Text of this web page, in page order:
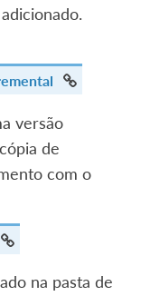
versão
de
com o
na pasta de